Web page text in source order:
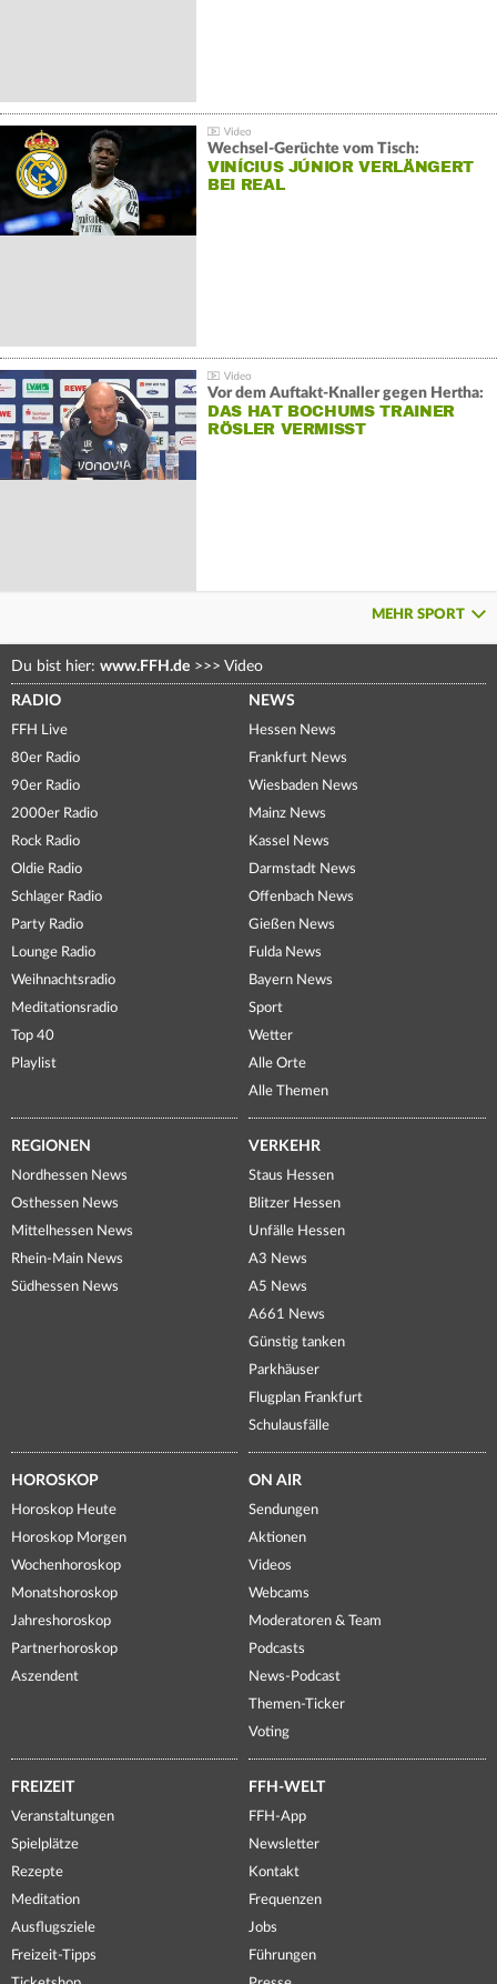
Wechsel-Gerüchte vom Tisch:
VINÍCIUS JÚNIOR VERLÄNGERT
BEI REAL
Vor dem Auftakt-Knaller gegen Hertha:
DAS HAT BOCHUMS TRAINER
RÖSLER VERMISST
MEHR SPORT
Du bist hier: www.FFH.de >>> Video
RADIO
FFH Live
80er Radio
90er Radio
2000er Radio
Rock Radio
Oldie Radio
Schlager Radio
Party Radio
Lounge Radio
Weihnachtsradio
Meditationsradio
Top 40
Playlist
NEWS
Hessen News
Frankfurt News
Wiesbaden News
Mainz News
Kassel News
Darmstadt News
Offenbach News
Gießen News
Fulda News
Bayern News
Sport
Wetter
Alle Orte
Alle Themen
REGIONEN
Nordhessen News
Osthessen News
Mittelhessen News
Rhein-Main News
Südhessen News
VERKEHR
Staus Hessen
Blitzer Hessen
Unfälle Hessen
A3 News
A5 News
A661 News
Günstig tanken
Parkhäuser
Flugplan Frankfurt
Schulausfälle
HOROSKOP
Horoskop Heute
Horoskop Morgen
Wochenhoroskop
Monatshoroskop
Jahreshoroskop
Partnerhoroskop
Aszendent
ON AIR
Sendungen
Aktionen
Videos
Webcams
Moderatoren & Team
Podcasts
News-Podcast
Themen-Ticker
Voting
FREIZEIT
Veranstaltungen
Spielplätze
Rezepte
Meditation
Ausflugsziele
Freizeit-Tipps
FFH-WELT
FFH-App
Newsletter
Kontakt
Frequenzen
Jobs
Führungen